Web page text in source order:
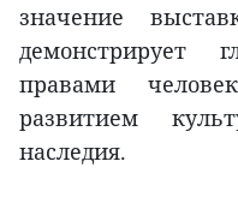
значение
демонстрирует
правами
развитием
наследия.